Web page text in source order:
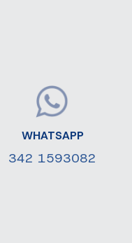
WHATSAPP
342 1593082